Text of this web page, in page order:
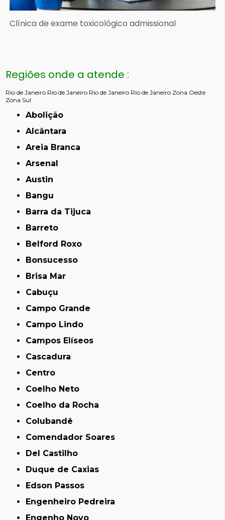
Clínica de exame toxicológico admissional
Regiões onde a atende :
Rio de Janeiro Rio de Janeiro Rio de Janeiro Rio de Janeiro Zona Oeste
Zona Sul
Abolição
Alcântara
Areia Branca
Arsenal
Austin
Bangu
Barra da Tijuca
Barreto
Belford Roxo
Bonsucesso
Brisa Mar
Cabuçu
Campo Grande
Campo Lindo
Campos Elíseos
Cascadura
Centro
Coelho Neto
Coelho da Rocha
Colubandê
Comendador Soares
Del Castilho
Duque de Caxias
Edson Passos
Engenheiro Pedreira
Engenho Novo